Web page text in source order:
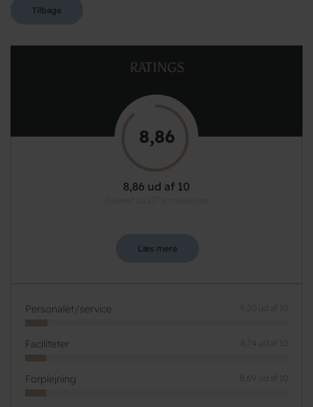
Tilbage
RATINGS
8,86
8,86 ud af 10
Baseret på 137 anmeldelser
Læs mere
Personalet/service 9,20 ud af 10
Faciliteter 8,74 ud af 10
Forplejning 8,69 ud af 10